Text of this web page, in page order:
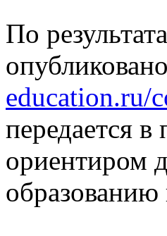
По
education.ru/
передается
ориентиром
образованию